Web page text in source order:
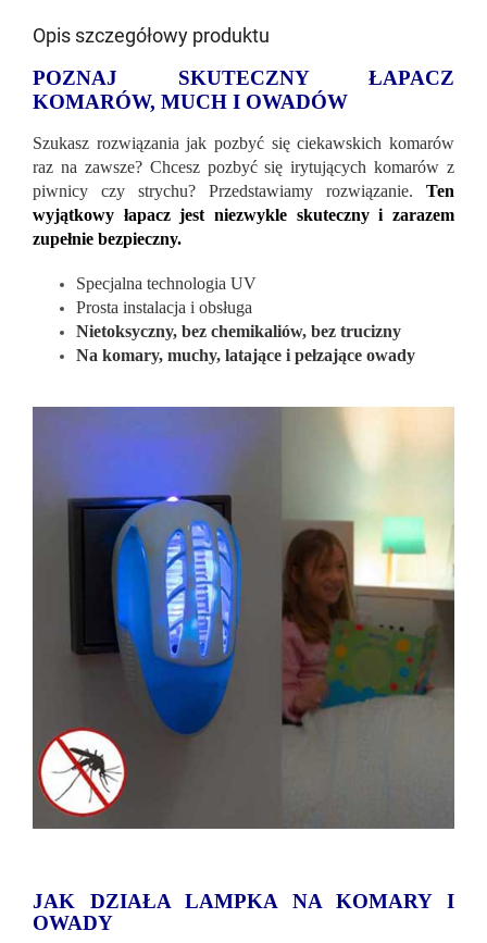
Opis szczegółowy produktu
POZNAJ SKUTECZNY ŁAPACZ
KOMARÓW, MUCH I OWADÓW
Szukasz rozwiązania jak pozbyć się ciekawskich komarów
raz na zawsze? Chcesz pozbyć się irytujących komarów z
piwnicy czy strychu? Przedstawiamy rozwiązanie. Ten
wyjątkowy łapacz jest niezwykle skuteczny i zarazem
zupełnie bezpieczny.
Specjalna technologia UV
Prosta instalacja i obsługa
Nietoksyczny, bez chemikaliów, bez trucizny
Na komary, muchy, latające i pełzające owady
JAK DZIAŁA LAMPKA NA KOMARY I
OWADY